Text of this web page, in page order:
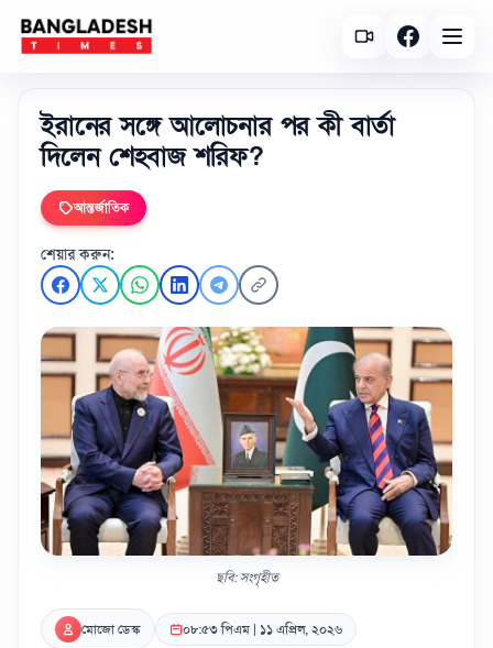
ইরানের সঙ্গে আলোচনার পর কী বার্তা
দিলেন শেহবাজ শরিফ?
আন্তর্জাতিক
শেয়ার করুন:
ছবি: সংগৃহীত
মোজো ডেস্ক ০৮:৫৩ পিএম | ১১ এপ্রিল, ২০২৬